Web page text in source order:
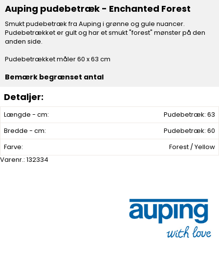
Længde - cm:
Pudebetræk: 63
Bredde - cm:
Pudebetræk: 60
Farve:
Forest / Yellow
Varenr.: 132334
Auping pudebetræk - Enchanted Forest
Smukt pudebetræk fra Auping i grønne og gule nuancer.
Pudebetrækket er gult og har et smukt "forest" mønster på den
anden side.
Pudebetrækket måler 60 x 63 cm
Bemærk begrænset antal